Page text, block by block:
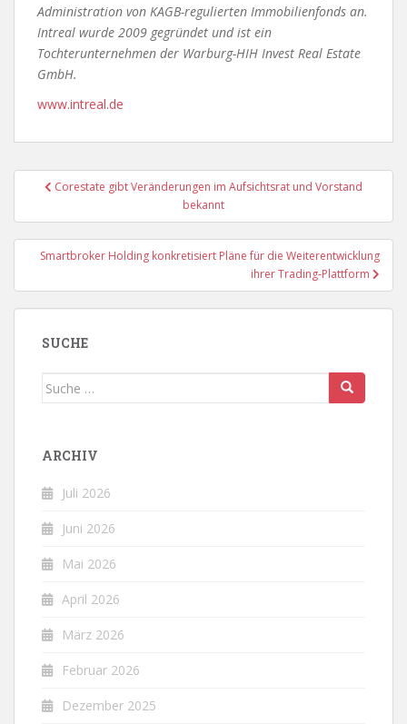
Administration von KAGB-regulierten Immobilienfonds an.
Intreal wurde 2009 gegründet und ist ein
Tochterunternehmen der Warburg-HIH Invest Real Estate
GmbH.
www.intreal.de
Beitragsnavigation
Corestate gibt Veränderungen im Aufsichtsrat und Vorstand
bekannt
Smartbroker Holding konkretisiert Pläne für die Weiterentwicklung
ihrer Trading-Plattform
SUCHE
Suche
ARCHIV
Juli 2026
Juni 2026
Mai 2026
April 2026
März 2026
Februar 2026
Dezember 2025